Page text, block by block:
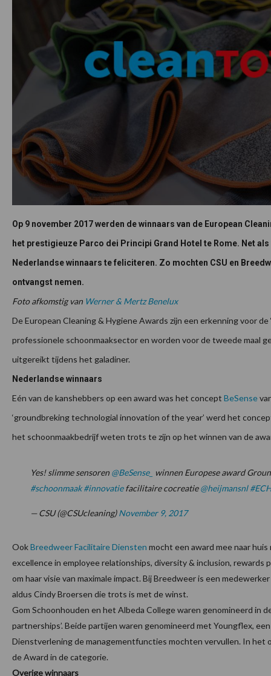
Op 9 november 2017 werden de winnaars van de European
het prestigieuze Parco dei Principi Grand Hotel te Rome. Net
Nederlandse winnaars te feliciteren. Zo mochten CSU en
ontvangst nemen.
Foto afkomstig van Werner & Mertz Benelux
De European Cleaning & Hygiene Awards zijn een erkenning voor de
professionele schoonmaaksector en worden voor de tweede maal
uitgereikt tijdens het galadiner.
Nederlandse winnaars
Eén van de kanshebbers op een award was het concept BeSense
‘groundbreking technologial innovation of the year’ werd het
het schoonmaakbedrijf weten trots te zijn op het winnen van de
Yes! slimme sensoren @BeSense_ winnen Europese award
#schoonmaak #innovatiefacilitaire cocreatie@heijmansnl
— CSU (@CSUcleaning)November 9, 2017
OokBreedweer Facilitaire Diensten mocht een award mee naar
excellence in employee relationships, diversity & inclusion, rewards
om haar visie van maximale impact. Bij Breedweer is een
aldus Cindy Broersen die trots is met de winst.
Gom Schoonhouden en het Albeda College waren genomineerd in
partnerships’. Beide partijen waren genomineerd met Youngflex,
Dienstverlening de managementfuncties mochten vervullen. In het
de Award in de categorie.
Overige winnaars